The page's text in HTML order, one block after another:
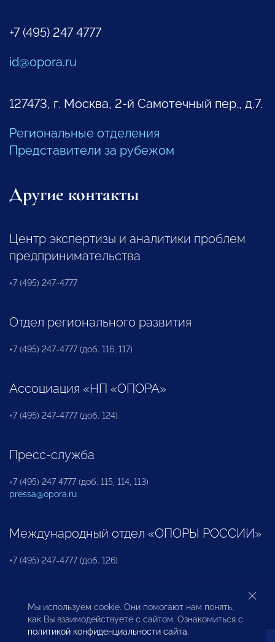
+7 (495) 247 4777
id@opora.ru
127473, г. Москва, 2-й Самотечный пер., д.7.
Региональные отделения
Представители за рубежом
Другие контакты
Центр экспертизы и аналитики проблем
предпринимательства
+7 (495) 247-4777
Отдел регионального развития
+7 (495) 247-4777 (доб. 116, 117)
Ассоциация «НП «ОПОРА»
+7 (495) 247-4777 (доб. 124)
Пресс-служба
+7 (495) 247 4777 (доб. 115, 114, 113)
pressa@opora.ru
Международный отдел «ОПОРЫ РОССИИ»
+7 (495) 247-4777 (доб. 126)
Бюро по защите прав предпринимателей и
инвесторов
Мы используем cookie. Они помогают нам понять,
как Вы взаимодействуете с сайтом. Ознакомиться с
политикой конфиденциальности сайта.